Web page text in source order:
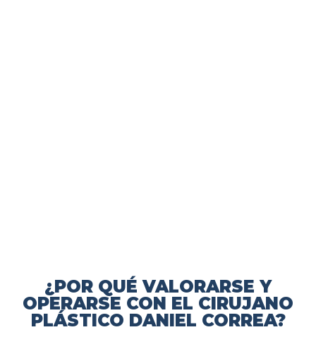
¿POR QUÉ VALORARSE Y
OPERARSE CON EL CIRUJANO
PLÁSTICO DANIEL CORREA?